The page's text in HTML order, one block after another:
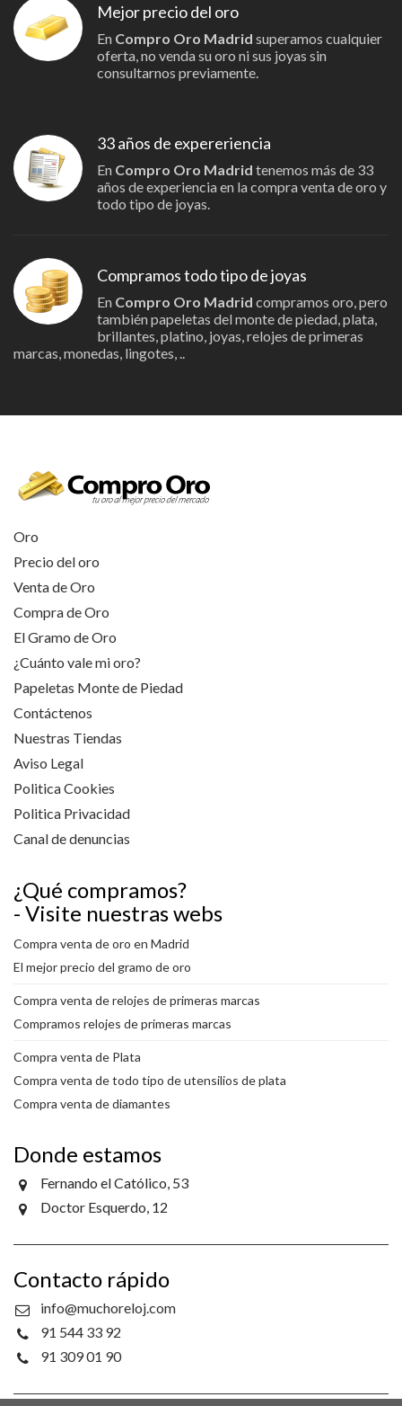
Mejor precio del oro
En Compro Oro Madrid superamos cualquier
oferta, no venda su oro ni sus joyas sin
consultarnos previamente.
33 años de expereriencia
En Compro Oro Madrid tenemos más de 33
años de experiencia en la compra venta de oro y
todo tipo de joyas.
Compramos todo tipo de joyas
En Compro Oro Madrid compramos oro, pero
también papeletas del monte de piedad, plata,
brillantes, platino, joyas, relojes de primeras
marcas, monedas, lingotes, ..
Oro
Precio del oro
Venta de Oro
Compra de Oro
El Gramo de Oro
¿Cuánto vale mi oro?
Papeletas Monte de Piedad
Contáctenos
Nuestras Tiendas
Aviso Legal
Politica Cookies
Politica Privacidad
Canal de denuncias
¿Qué compramos?
- Visite nuestras webs
Compra venta de oro en Madrid
El mejor precio del gramo de oro
Compra venta de relojes de primeras marcas
Compramos relojes de primeras marcas
Compra venta de Plata
Compra venta de todo tipo de utensilios de plata
Compra venta de diamantes
Donde estamos
Fernando el Católico, 53
Doctor Esquerdo, 12
Contacto rápido
info@muchoreloj.com
91 544 33 92
91 309 01 90